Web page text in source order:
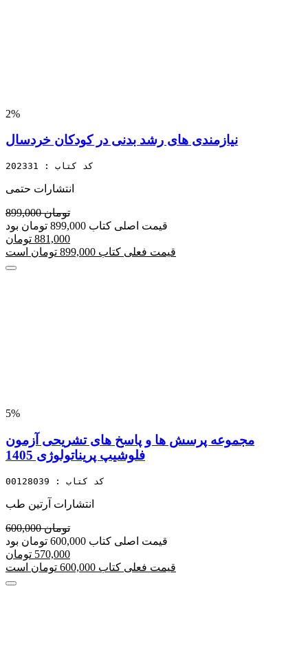
2%
نیازمندی های رشد بدنی در کودکان خردسال
کد کتاب : 202331
انتشارات حتمی
899,000 تومان
قیمت اصلی کتاب 899,000 تومان بود
881,000 تومان
قیمت فعلی کتاب 899,000 تومان است
5%
مجموعه پرسش ها و پاسخ های تشریحی آزمون
فلوشیپ پریناتولوژی 1405
کد کتاب : 00128039
انتشارات آرتین طب
600,000 تومان
قیمت اصلی کتاب 600,000 تومان بود
570,000 تومان
قیمت فعلی کتاب 600,000 تومان است